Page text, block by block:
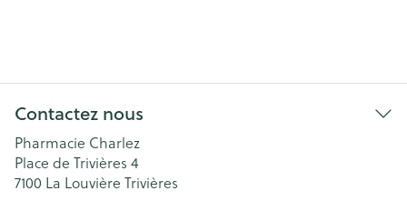
Contactez nous
Pharmacie Charlez
Place de Trivières 4
7100 La Louvière Trivières